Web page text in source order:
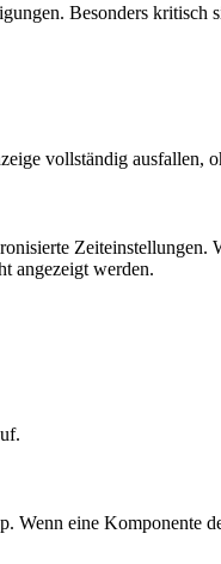
Besonders kritisch
vollständig ausfallen,
angezeigt werden.
eine Komponente